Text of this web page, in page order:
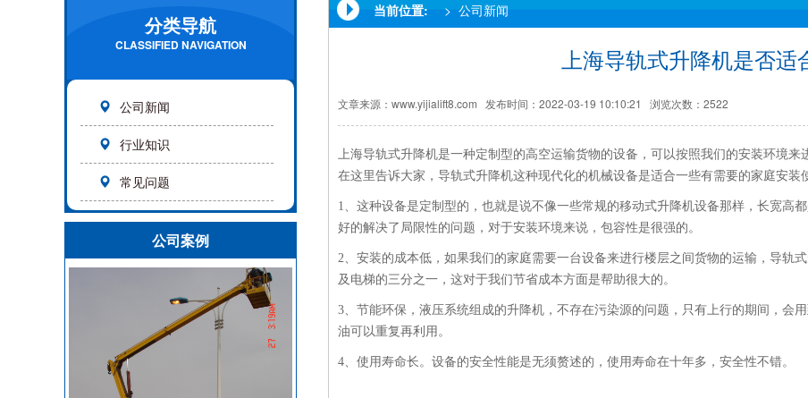
分类导航
CLASSIFIED NAVIGATION
公司新闻
行业知识
常见问题
公司案例
当前位置: > 公司新闻
上海导轨式升降机是否适
文章来源：www.yijialift8.com 发布时间：2022-03-19 10:10:21 浏览次数：2522
上海导轨式升降机是一种定制型的高空运输货物的设备，可以按照我们的安装环境
在这里告诉大家，导轨式升降机这种现代化的机械设备是适合一些有需要的家庭安装
1、这种设备是定制型的，也就是说不像一些常规的移动式升降机设备那样，长宽高
好的解决了局限性的问题，对于安装环境来说，包容性是很强的。
2、安装的成本低，如果我们的家庭需要一台设备来进行楼层之间货物的运输，导轨
及电梯的三分之一，这对于我们节省成本方面是帮助很大的。
3、节能环保，液压系统组成的升降机，不存在污染源的问题，只有上行的期间，会
油可以重复再利用。
4、使用寿命长。设备的安全性能是无须赘述的，使用寿命在十年多，安全性不错。